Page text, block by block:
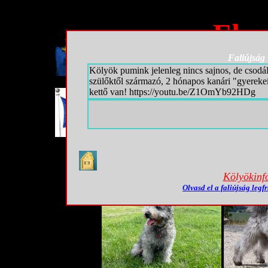
Faliújság
Kölyök pumink jelenleg nincs sajnos, de
szülőktől származó, 2 hónapos kanári
kettő van! https://youtu.be/Z1OmYb92HDg
Olvasd el a faliújság